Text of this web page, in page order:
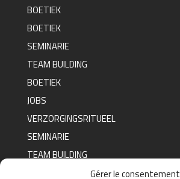
Gérer le consentement
BOETIEK
BOETIEK
SEMINARIE
TEAM BUILDING
BOETIEK
JOBS
VERZORGINGSRITUEEL
SEMINARIE
TEAM BUILDING